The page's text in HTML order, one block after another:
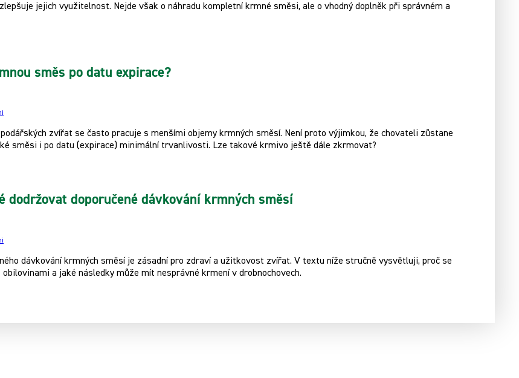
jejich využitelnost. Nejde však o náhradu kompletní krmné směsi, ale o vhodný doplněk při správném a
směs po datu expirace?
zvířat se často pracuje s menšími objemy krmných směsí. Není proto výjimkou, že chovateli zůstane
směsi i po datu (expirace) minimální trvanlivosti. Lze takové krmivo ještě dále zkrmovat?
dodržovat doporučené dávkování krmných směsí
dávkování krmných směsí je zásadní pro zdraví a užitkovost zvířat. V textu níže stručně vysvětluji, proč se
a jaké následky může mít nesprávné krmení v drobnochovech.